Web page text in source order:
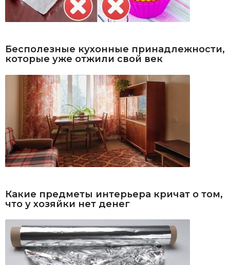
Бесполезные кухонные принадлежности,
которые уже отжили свой век
Какие предметы интерьера кричат о том,
что у хозяйки нет денег